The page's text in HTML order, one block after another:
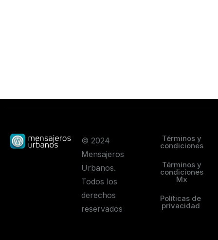
© 2024
Mensajeros
Urbanos.
Todos los
derechos
reservados
Términos y
condiciones
Términos y
condiciones
Mx
Políticas de
privacidad